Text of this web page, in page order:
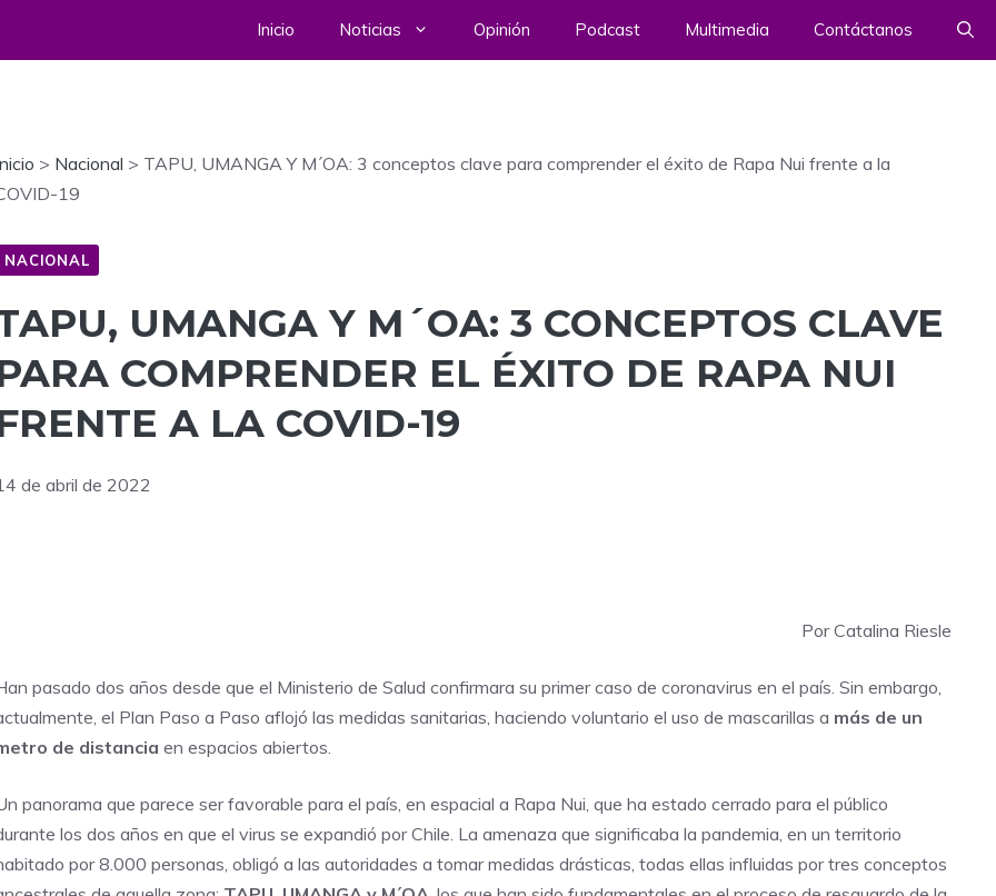
Inicio Noticias Opinión Podcast Multimedia Contáctanos
> Nacional > TAPU, UMANGA Y M´OA: 3 conceptos clave para comprender el éxito de Rapa Nui frente a la
19
NACIONAL
UMANGA Y M´OA: 3 CONCEPTOS CLAVE
COMPRENDER EL ÉXITO DE RAPA NUI
A LA COVID-19
de abril de 2022
Por Catalina Riesle
pasado dos años desde que el Ministerio de Salud confirmara su primer caso de coronavirus en el país. Sin embargo,
el Plan Paso a Paso aflojó las medidas sanitarias, haciendo voluntario el uso de mascarillas a más de un
de distancia en espacios abiertos.
panorama que parece ser favorable para el país, en espacial a Rapa Nui, que ha estado cerrado para el público
los dos años en que el virus se expandió por Chile. La amenaza que significaba la pandemia, en un territorio
por 8.000 personas, obligó a las autoridades a tomar medidas drásticas, todas ellas influidas por tres conceptos